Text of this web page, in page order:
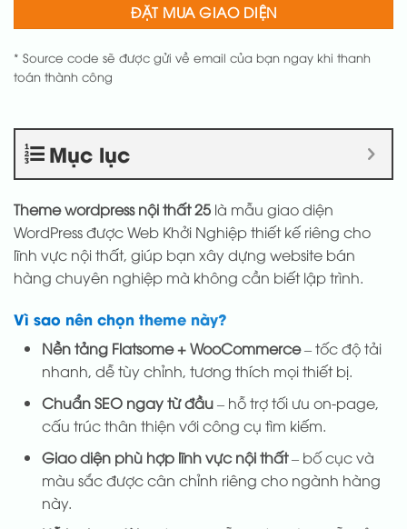
ĐẶT MUA GIAO DIỆN
* Source code sẽ được gửi về email của bạn ngay khi thanh
toán thành công
Mục lục
Theme wordpress nội thất 25 là mẫu giao diện
WordPress được Web Khởi Nghiệp thiết kế riêng cho
lĩnh vực nội thất, giúp bạn xây dựng website bán
hàng chuyên nghiệp mà không cần biết lập trình.
Vì sao nên chọn theme này?
Nền tảng Flatsome + WooCommerce– tốc độ tải
nhanh, dễ tùy chỉnh, tương thích mọi thiết bị.
Chuẩn SEO ngay từ đầu– hỗ trợ tối ưu on-page,
cấu trúc thân thiện với công cụ tìm kiếm.
Giao diện phù hợp lĩnh vực nội thất– bố cục và
màu sắc được cân chỉnh riêng cho ngành hàng
này.